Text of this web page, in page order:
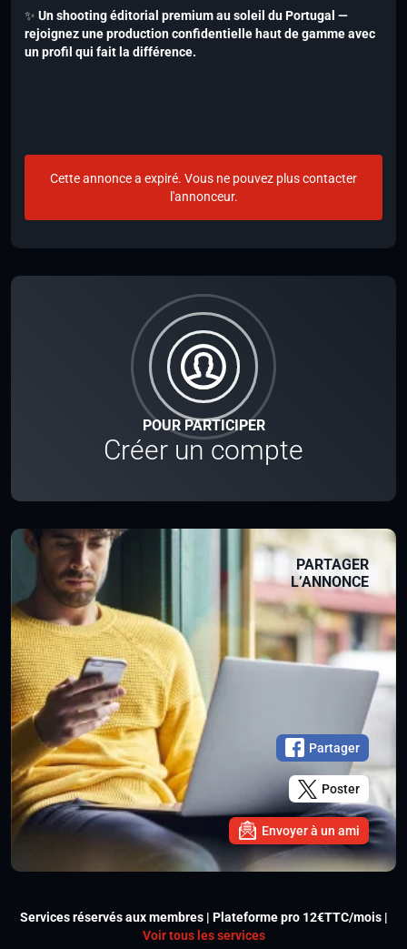
POUR PARTICIPER
Créer un compte
PARTAGER
L’ANNONCE
Partager
Poster
Envoyer à un ami
✨ Un shooting éditorial premium au soleil du Portugal —
rejoignez une production confidentielle haut de gamme avec
un profil qui fait la différence.
Cette annonce a expiré. Vous ne pouvez plus contacter
l'annonceur.
Services réservés aux membres | Plateforme pro 12€TTC/mois |
Voir tous les services